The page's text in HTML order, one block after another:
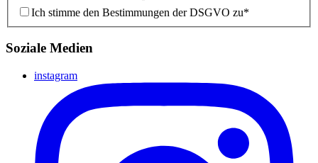
Ich stimme den Bestimmungen der DSGVO zu*
Soziale Medien
instagram